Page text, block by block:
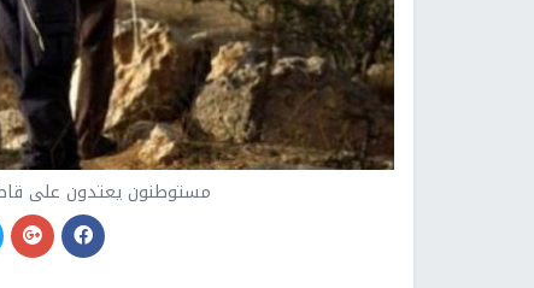
مستوطنون يعتدون على